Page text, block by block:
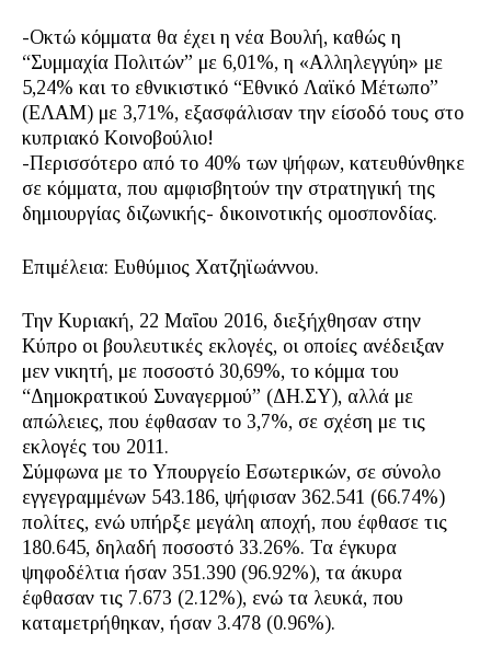
-Οκτώ κόμματα θα έχει η νέα Βουλή, καθώς η
“Συμμαχία Πολιτών” με 6,01%, η «Αλληλεγγύη» με
5,24% και το εθνικιστικό “Εθνικό Λαϊκό Μέτωπο”
(ΕΛΑΜ) με 3,71%, εξασφάλισαν την είσοδό τους στο
κυπριακό Κοινοβούλιο!
-Περισσότερο από το 40% των ψήφων, κατευθύνθηκε
σε κόμματα, που αμφισβητούν την στρατηγική της
δημιουργίας διζωνικής- δικοινοτικής ομοσπονδίας.
Επιμέλεια: Ευθύμιος Χατζηϊωάννου.
Την Κυριακή, 22 Μαΐου 2016, διεξήχθησαν στην
Κύπρο οι βουλευτικές εκλογές, οι οποίες ανέδειξαν
μεν νικητή, με ποσοστό 30,69%, το κόμμα του
“Δημοκρατικού Συναγερμού” (ΔΗ.ΣΥ), αλλά με
απώλειες, που έφθασαν το 3,7%, σε σχέση με τις
εκλογές του 2011.
Σύμφωνα με το Υπουργείο Εσωτερικών, σε σύνολο
εγγεγραμμένων 543.186, ψήφισαν 362.541 (66.74%)
πολίτες, ενώ υπήρξε μεγάλη αποχή, που έφθασε τις
180.645, δηλαδή ποσοστό 33.26%. Τα έγκυρα
ψηφοδέλτια ήσαν 351.390 (96.92%), τα άκυρα
έφθασαν τις 7.673 (2.12%), ενώ τα λευκά, που
καταμετρήθηκαν, ήσαν 3.478 (0.96%).